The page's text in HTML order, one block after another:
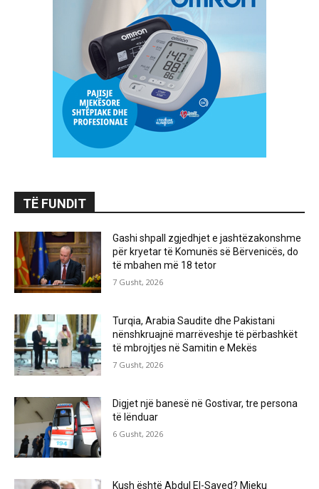
TË FUNDIT
Gashi shpall zgjedhjet e jashtëzakonshme
për kryetar të Komunës së Bërvenicës, do
të mbahen më 18 tetor
7 Gusht, 2026
Turqia, Arabia Saudite dhe Pakistani
nënshkruajnë marrëveshje të përbashkët
të mbrojtjes në Samitin e Mekës
7 Gusht, 2026
Digjet një banesë në Gostivar, tre persona
të lënduar
6 Gusht, 2026
Kush është Abdul El-Sayed? Mjeku